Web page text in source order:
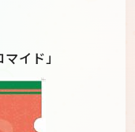
イド」